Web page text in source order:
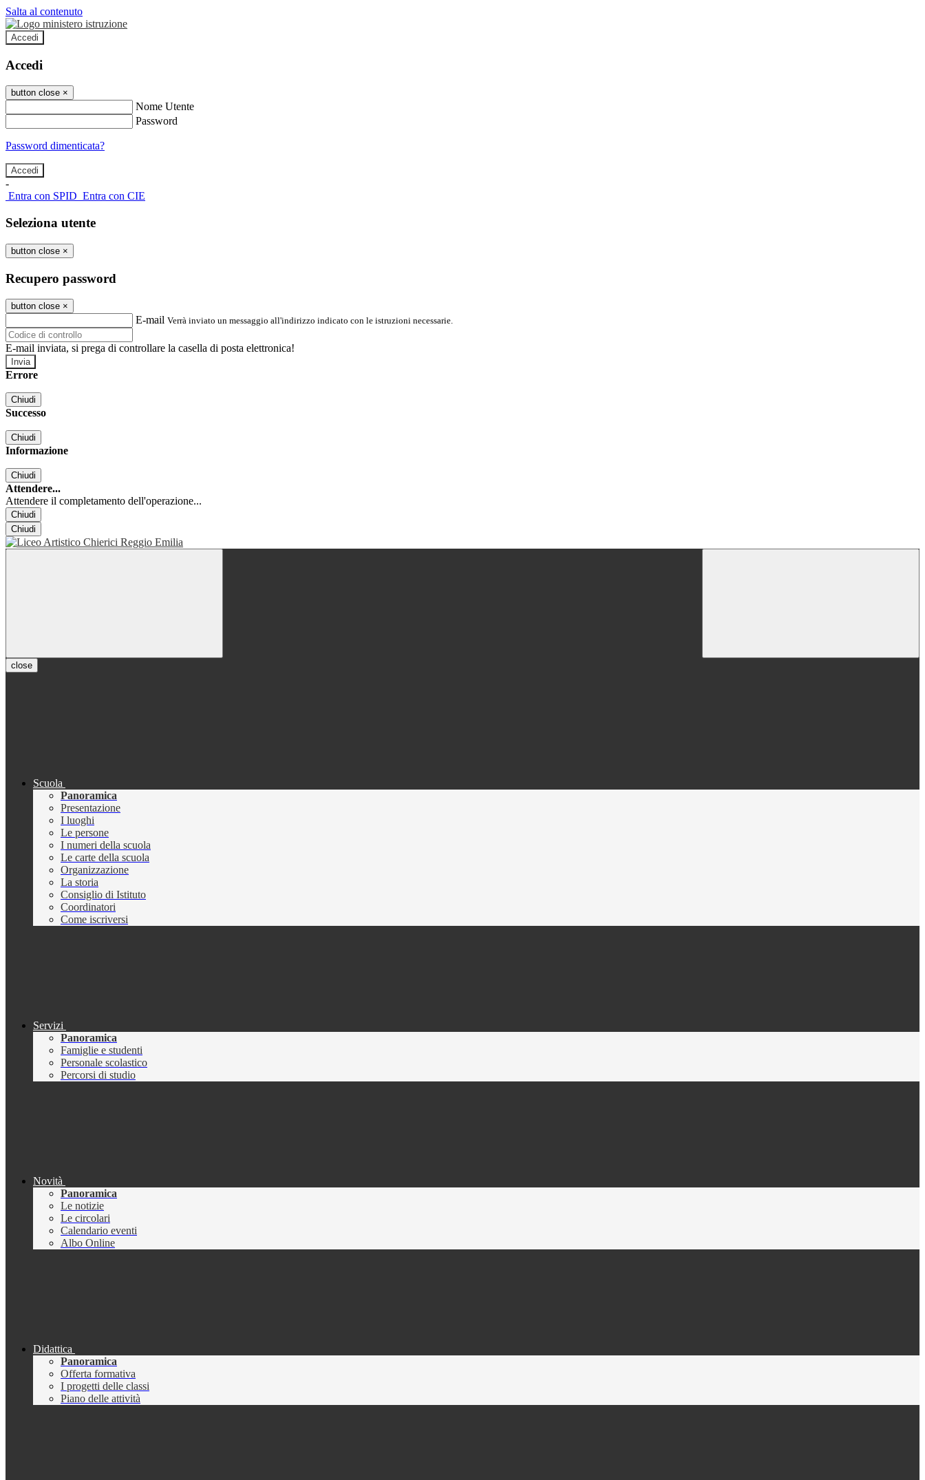
Salta al contenuto
Accedi
Accedi
button close ×
Nome Utente
Password
Password dimenticata?
-
Entra con SPID Entra con CIE
Seleziona utente
button close ×
Recupero password
button close ×
E-mail Verrà inviato un messaggio all'indirizzo indicato con le istruzioni necessarie.
E-mail inviata, si prega di controllare la casella di posta elettronica!
Errore
Chiudi
Successo
Chiudi
Informazione
Chiudi
Attendere...
Attendere il completamento dell'operazione...
Chiudi
Chiudi
close
Scuola
Panoramica
Presentazione
I luoghi
Le persone
I numeri della scuola
Le carte della scuola
Organizzazione
La storia
Consiglio di Istituto
Coordinatori
Come iscriversi
Servizi
Panoramica
Famiglie e studenti
Personale scolastico
Percorsi di studio
Novità
Panoramica
Le notizie
Le circolari
Calendario eventi
Albo Online
Didattica
Panoramica
Offerta formativa
I progetti delle classi
Piano delle attività